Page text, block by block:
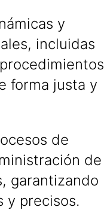
y
incluidas
forma justa y
de
de
garantizando
y precisos.